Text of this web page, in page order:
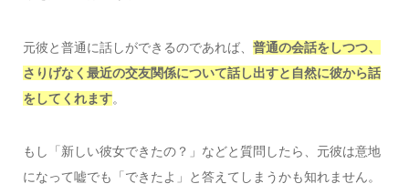
元彼と普通に話しができるのであれば、 普通の会話をしつつ、
さりげなく最近の交友関係について話し出すと自然に彼から話
をしてくれます。
もし「新しい彼女できたの？」などと質問したら、元彼は意地
になって嘘でも「できたよ」と答えてしまうかも知れません。